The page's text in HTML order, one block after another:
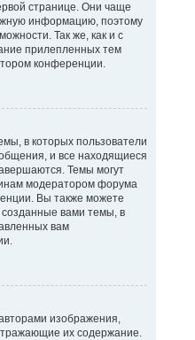
странице. Они чаще
информацию, поэтому
Так же, как и с
прилепленных тем
конференции.
в которых пользователи
и все находящиеся
Темы могут
модератором форума
Вы также можете
созданные вами темы, в
вам
изображения,
их содержание.